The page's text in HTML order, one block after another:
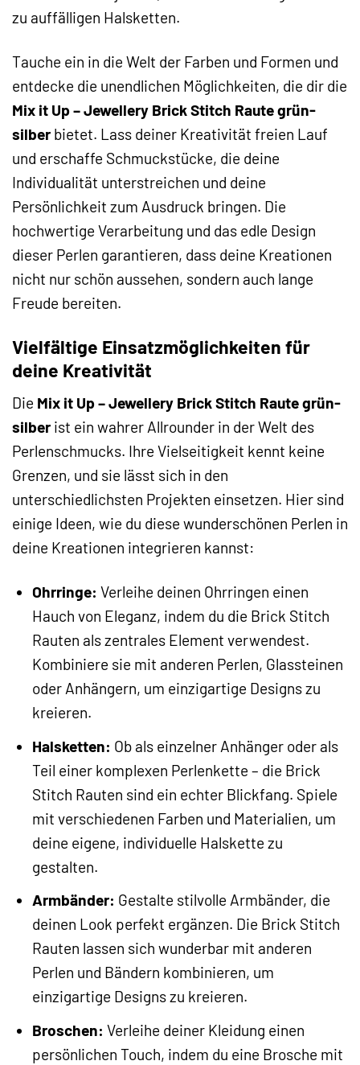
zu auffälligen Halsketten.
Tauche ein in die Welt der Farben und Formen und
entdecke die unendlichen Möglichkeiten, die dir die
Mix it Up – Jewellery Brick Stitch Raute grün-
silber bietet. Lass deiner Kreativität freien Lauf
und erschaffe Schmuckstücke, die deine
Individualität unterstreichen und deine
Persönlichkeit zum Ausdruck bringen. Die
hochwertige Verarbeitung und das edle Design
dieser Perlen garantieren, dass deine Kreationen
nicht nur schön aussehen, sondern auch lange
Freude bereiten.
Vielfältige Einsatzmöglichkeiten für
deine Kreativität
Die Mix it Up – Jewellery Brick Stitch Raute grün-
silber ist ein wahrer Allrounder in der Welt des
Perlenschmucks. Ihre Vielseitigkeit kennt keine
Grenzen, und sie lässt sich in den
unterschiedlichsten Projekten einsetzen. Hier sind
einige Ideen, wie du diese wunderschönen Perlen in
deine Kreationen integrieren kannst:
Ohrringe: Verleihe deinen Ohrringen einen
Hauch von Eleganz, indem du die Brick Stitch
Rauten als zentrales Element verwendest.
Kombiniere sie mit anderen Perlen, Glassteinen
oder Anhängern, um einzigartige Designs zu
kreieren.
Halsketten: Ob als einzelner Anhänger oder als
Teil einer komplexen Perlenkette – die Brick
Stitch Rauten sind ein echter Blickfang. Spiele
mit verschiedenen Farben und Materialien, um
deine eigene, individuelle Halskette zu
gestalten.
Armbänder: Gestalte stilvolle Armbänder, die
deinen Look perfekt ergänzen. Die Brick Stitch
Rauten lassen sich wunderbar mit anderen
Perlen und Bändern kombinieren, um
einzigartige Designs zu kreieren.
Broschen: Verleihe deiner Kleidung einen
persönlichen Touch, indem du eine Brosche mit